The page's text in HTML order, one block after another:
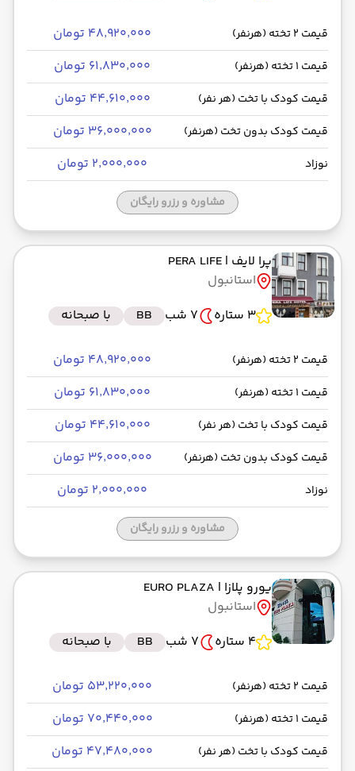
قیمت 2 تخته (هرنفر) ۴۸٬۹۲۰٬۰۰۰ تومان
قیمت 1 تخته (هرنفر) ۶۱٬۸۳۰٬۰۰۰ تومان
قیمت کودک با تخت (هر نفر) ۴۴٬۶۱۰٬۰۰۰ تومان
قیمت کودک بدون تخت (هرنفر) ۳۶٬۰۰۰٬۰۰۰ تومان
نوزاد ۲٬۰۰۰٬۰۰۰ تومان
مشاوره و رزرو رایگان
پرا لایف | PERA LIFE
استانبول
3 ستاره
7 شب BB با صبحانه
قیمت 2 تخته (هرنفر) ۴۸٬۹۲۰٬۰۰۰ تومان
قیمت 1 تخته (هرنفر) ۶۱٬۸۳۰٬۰۰۰ تومان
قیمت کودک با تخت (هر نفر) ۴۴٬۶۱۰٬۰۰۰ تومان
قیمت کودک بدون تخت (هرنفر) ۳۶٬۰۰۰٬۰۰۰ تومان
نوزاد ۲٬۰۰۰٬۰۰۰ تومان
مشاوره و رزرو رایگان
یورو پلازا | EURO PLAZA
استانبول
4 ستاره
7 شب BB با صبحانه
قیمت 2 تخته (هرنفر) ۵۳٬۲۲۰٬۰۰۰ تومان
قیمت 1 تخته (هرنفر) ۷۰٬۴۴۰٬۰۰۰ تومان
قیمت کودک با تخت (هر نفر) ۴۷٬۴۸۰٬۰۰۰ تومان